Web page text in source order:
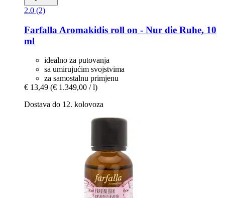
2.0 (2)
Farfalla Aromakidis roll on -​ Nur die Ruhe, 10
ml
idealno za putovanja
sa umirujućim svojstvima
za samostalnu primjenu
€ 13,49 (€ 1.349,00 / l)
Dostava do 12. kolovoza